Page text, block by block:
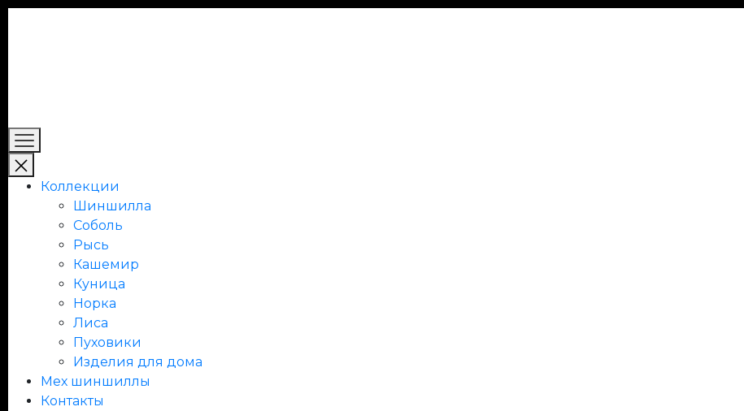
Коллекции
Шиншилла
Соболь
Рысь
Кашемир
Куница
Норка
Лиса
Пуховики
Изделия для дома
Мех шиншиллы
Контакты